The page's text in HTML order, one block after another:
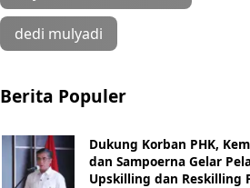
dedi mulyadi
Berita Populer
Dukung Korban PHK,
dan Sampoerna Gelar
Upskilling dan Reskilling